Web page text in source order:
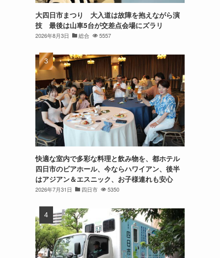
大四日市まつり 大入道は故障を抱えながら演
技 最後は山車5台が交差点会場にズラリ
2026年8月3日 総合 5557
快適な室内で多彩な料理と飲み物を、都ホテル
四日市のビアホール、今ならハワイアン、後半
はアジアン＆エスニック、お子様連れも安心
2026年7月31日 四日市 5350